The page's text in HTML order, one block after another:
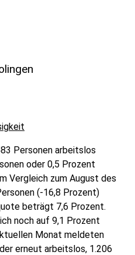
Personen arbeitslos
oder 0,5 Prozent
Vergleich zum August des
(-16,8 Prozent)
beträgt 7,6 Prozent.
noch auf 9,1 Prozent
Monat meldeten
erneut arbeitslos, 1.206